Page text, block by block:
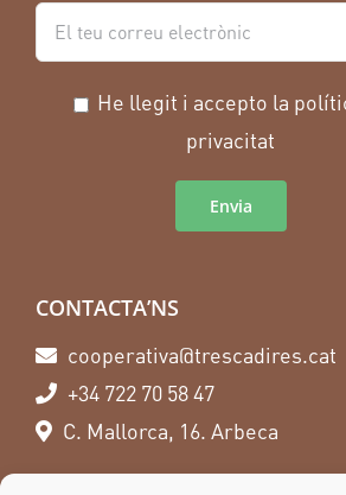
He llegit i accepto la
privacitat
CONTACTA’NS
cooperativa@trescadires.cat
+34 722 70 58 47
C. Mallorca, 16. Arbeca